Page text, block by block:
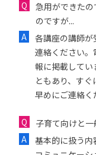
急用ができた
のですが...
各講座の講師
連絡ください
報に掲載してい
ともあり、す
早めにご連絡く
子育て向けと
基本的に扱う内